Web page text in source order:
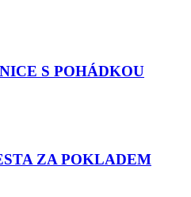
S POHÁDKOU
ZA POKLADEM